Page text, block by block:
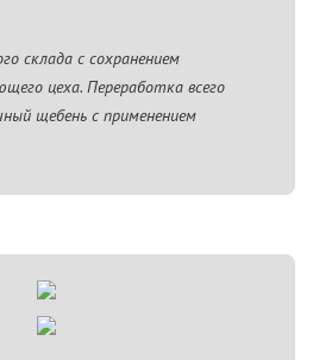
склада с сохранением
цеха. Переработка всего
щебень с применением